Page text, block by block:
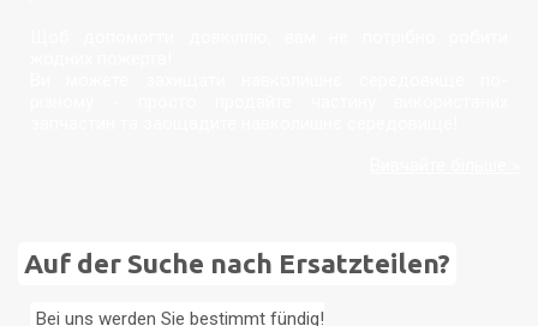
Auf der Suche nach Ersatzteilen?
Bei uns werden Sie bestimmt fündig!